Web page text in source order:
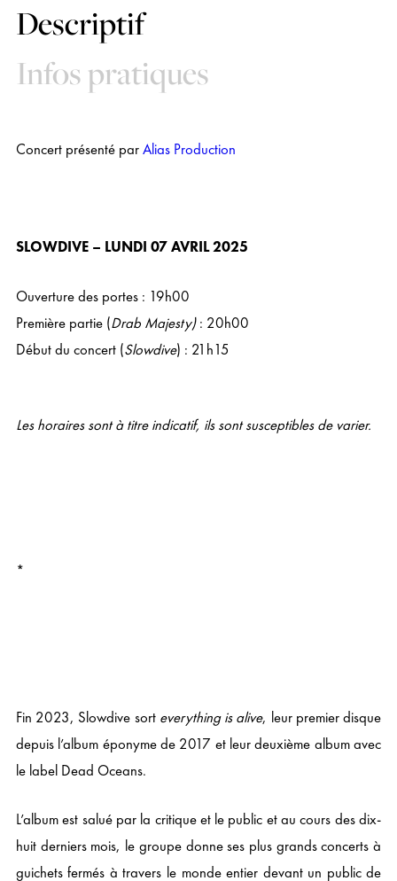
Descriptif
Infos pratiques
Concert présenté parAlias Production
SLOWDIVE – LUNDI 07 AVRIL 2025
Ouverture des portes : 19h00
Première partie (Drab Majesty): 20h00
Début du concert (Slowdive) : 21h15
Les horaires sont à titre indicatif, ils sont susceptibles de varier.
*
Fin 2023, Slowdive sort everything is alive, leur premier disque
depuis l’album éponyme de 2017 et leur deuxième album avec
le label Dead Oceans.
L’album est salué par la critique et le public et au cours des dix-
huit derniers mois, le groupe donne ses plus grands concerts à
guichets fermés à travers le monde entier devant un public de